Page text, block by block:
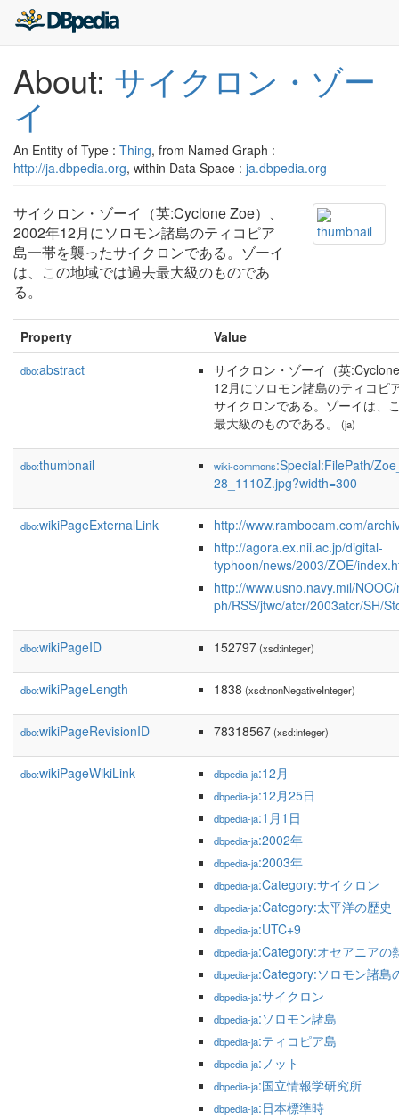
About: サイクロン・ゾー
イ
An Entity of Type : Thing, from Named Graph :
http://ja.dbpedia.org, within Data Space : ja.dbpedia.org
サイクロン・ゾーイ（英:Cyclone Zoe）、
2002年12月にソロモン諸島のティコピア
島一帯を襲ったサイクロンである。ゾーイ
は、この地域では過去最大級のものであ
る。
Property Value
dbo:abstract
サイクロン・ゾーイ（英
12月にソロモン諸島のティコピ
サイクロンである。ゾーイは、
最大級のものである。
(ja)
dbo:thumbnail wiki-commons:Special:FilePath/
28_1110Z.jpg?width=300
dbo:wikiPageExternalLink
http://www.rambocam.com/
http://agora.ex.nii.ac.jp/digital-
typhoon/news/2003/ZOE/
http://www.usno.navy.mil/
ph/RSS/jtwc/atcr/2003atcr/SH/
dbo:wikiPageID 152797(xsd:integer)
dbo:wikiPageLength 1838 (xsd:nonNegativeInteger)
dbo:wikiPageRevisionID 78318567(xsd:integer)
dbo:wikiPageWikiLink dbpedia-ja:12月
dbpedia-ja:12月25日
dbpedia-ja:1月1日
dbpedia-ja:2002年
dbpedia-ja:2003年
dbpedia-ja:Category:サイクロン
dbpedia-ja:Category:太平洋の歴史
dbpedia-ja:UTC+9
dbpedia-ja:Category:オセアニアの
dbpedia-ja:Category:ソロモン諸島
dbpedia-ja:サイクロン
dbpedia-ja:ソロモン諸島
dbpedia-ja:ティコピア島
dbpedia-ja:ノット
dbpedia-ja:国立情報学研究所
dbpedia-ja:日本標準時